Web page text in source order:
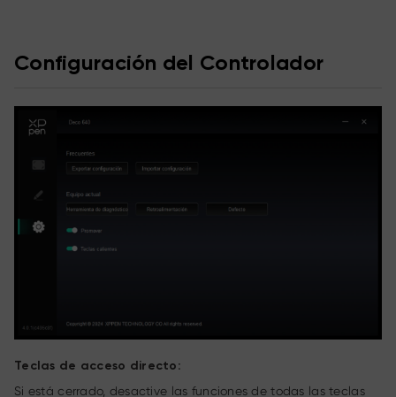
Configuración del Controlador
Teclas de acceso directo:
Si está cerrado, desactive las funciones de todas las teclas